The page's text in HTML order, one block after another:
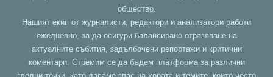
общество.
Нашият екип от журналисти, редактори и анализатори работи
ежедневно, за да осигури балансирано отразяване на
актуалните събития, задълбочени репортажи и критични
коментари. Стремим се да бъдем платформа за различни